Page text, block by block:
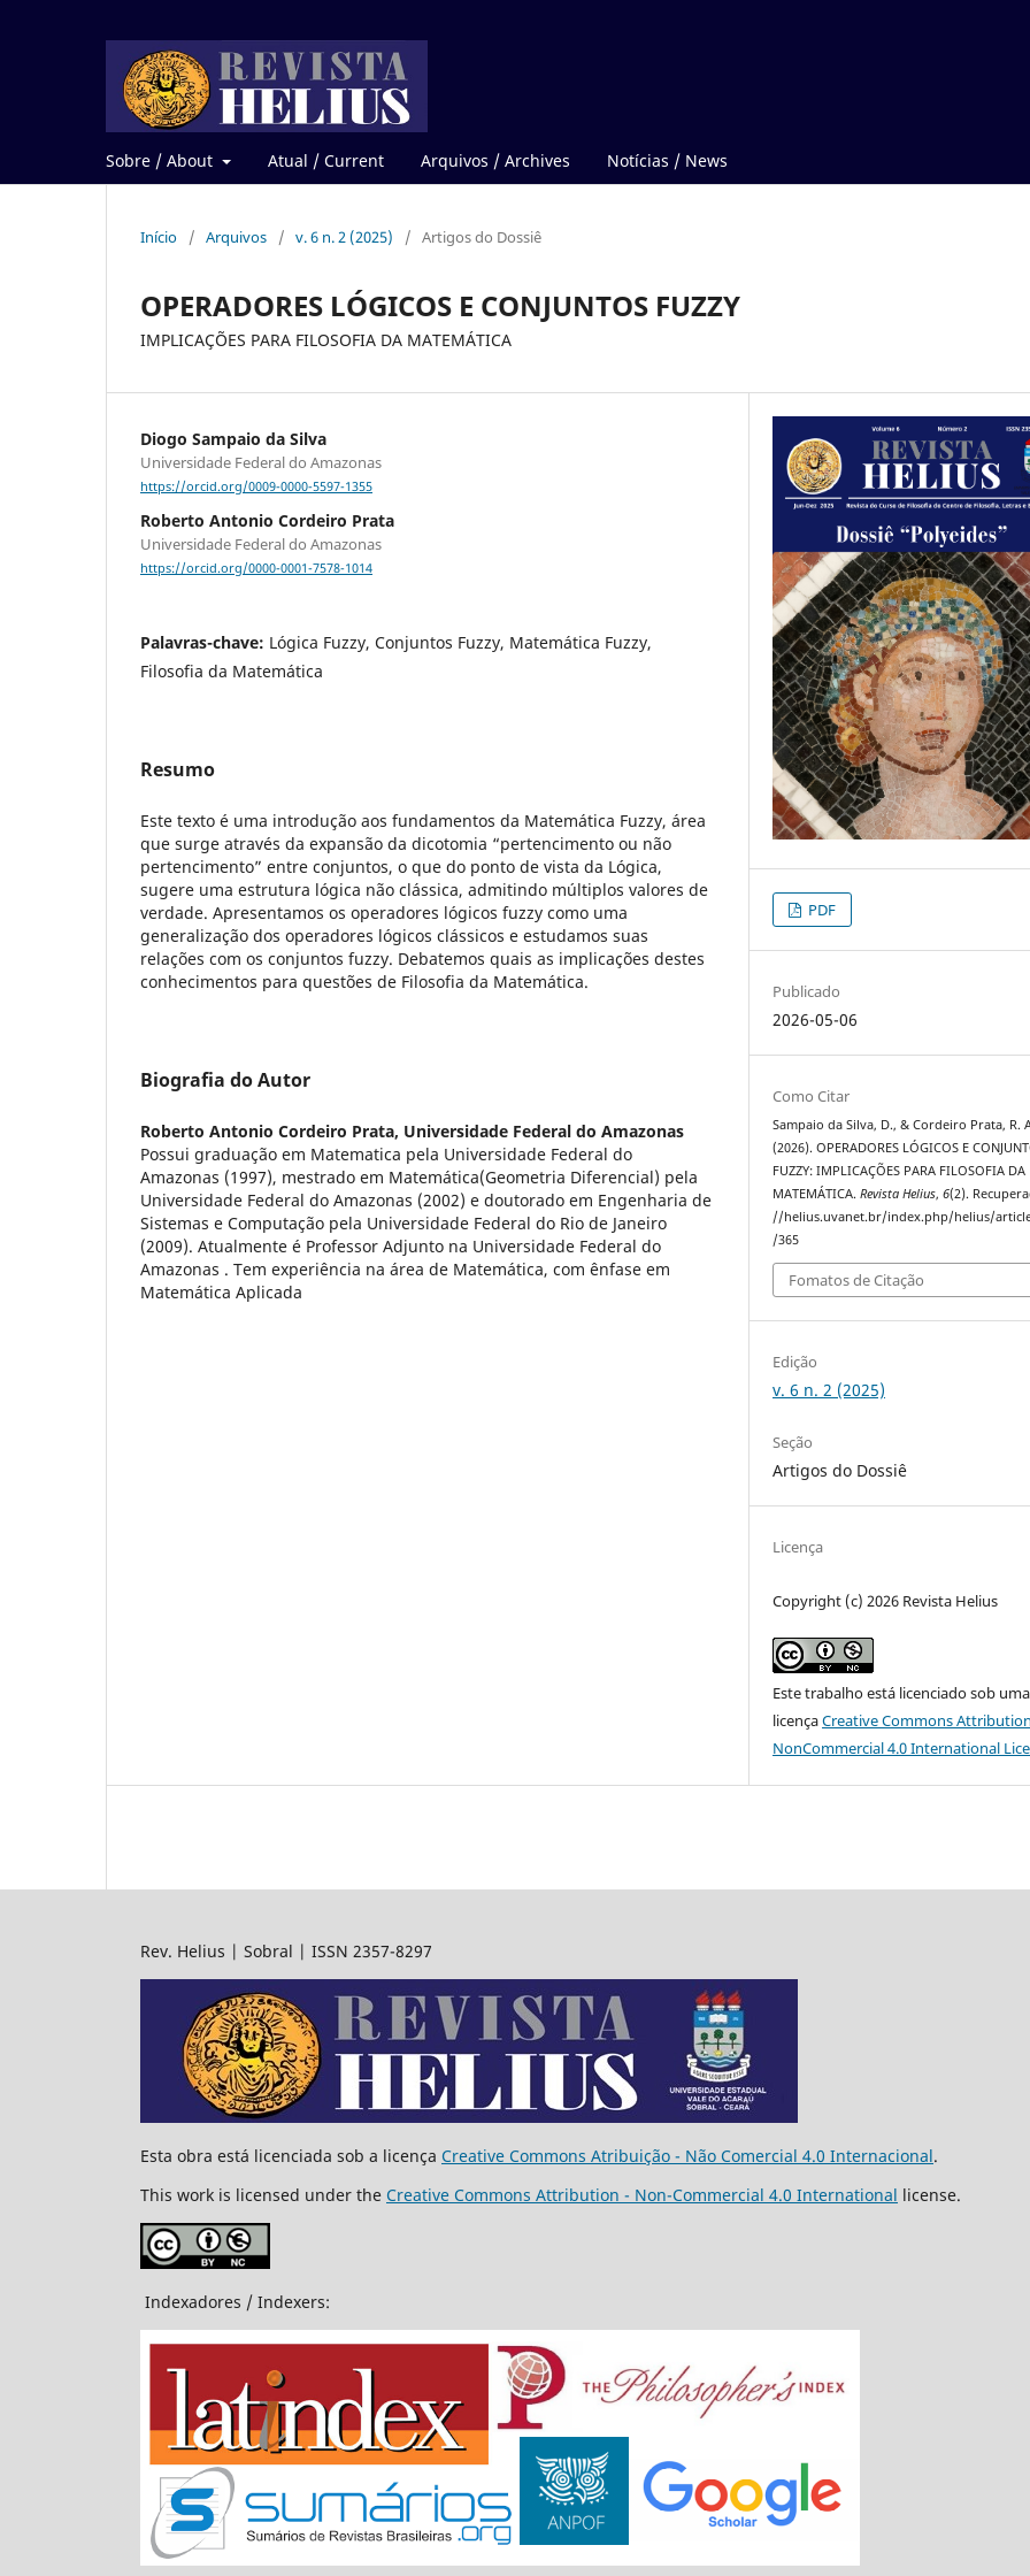
Sobre / About Atual / Current Arquivos / Archives Notícias / News
Início / Arquivos / v. 6 n. 2 (2025) / Artigos do Dossiê
OPERADORES LÓGICOS E CONJUNTOS FUZZY
IMPLICAÇÕES PARA FILOSOFIA DA MATEMÁTICA
Diogo Sampaio da Silva
Universidade Federal do Amazonas
https://orcid.org/0009-0000-5597-1355
Roberto Antonio Cordeiro Prata
Universidade Federal do Amazonas
https://orcid.org/0000-0001-7578-1014
Palavras-chave: Lógica Fuzzy, Conjuntos Fuzzy, Matemática Fuzzy,
Filosofia da Matemática
Resumo
Este texto é uma introdução aos fundamentos da Matemática Fuzzy, área
que surge através da expansão da dicotomia “pertencimento ou não
pertencimento” entre conjuntos, o que do ponto de vista da Lógica,
sugere uma estrutura lógica não clássica, admitindo múltiplos valores de
verdade. Apresentamos os operadores lógicos fuzzy como uma
generalização dos operadores lógicos clássicos e estudamos suas
relações com os conjuntos fuzzy. Debatemos quais as implicações destes
conhecimentos para questões de Filosofia da Matemática.
Biografia do Autor
Roberto Antonio Cordeiro Prata, Universidade Federal do Amazonas
Possui graduação em Matematica pela Universidade Federal do
Amazonas (1997), mestrado em Matemática(Geometria Diferencial) pela
Universidade Federal do Amazonas (2002) e doutorado em Engenharia de
Sistemas e Computação pela Universidade Federal do Rio de Janeiro
(2009). Atualmente é Professor Adjunto na Universidade Federal do
Amazonas . Tem experiência na área de Matemática, com ênfase em
Matemática Aplicada
PDF
Publicado
2026-05-06
Como Citar
Sampaio da Silva, D., & Cordeiro Prata, R.
(2026). OPERADORES LÓGICOS E
FUZZY: IMPLICAÇÕES PARA FILOSOFIA DA
MATEMÁTICA.Revista Helius,6(2).
//helius.uvanet.br/index.php/helius/
/365
Fomatos de Citação
Edição
v. 6 n. 2 (2025)
Seção
Artigos do Dossiê
Licença
Copyright (c) 2026 Revista Helius
Este trabalho está licenciado sob uma
licençaCreative Commons
NonCommercial 4.0 International
Rev. Helius | Sobral | ISSN 2357-8297
Esta obra está licenciada sob a licença Creative Commons Atribuição - Não Comercial 4.0 Internacional.
This work is licensed under the Creative Commons Attribution - Non-Commercial 4.0 International license.
Indexadores / Indexers: